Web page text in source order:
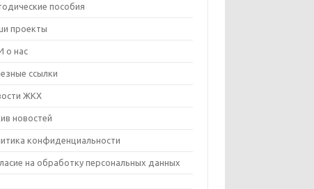
пособия
проекты
о нас
ссылки
ЖКХ
новостей
конфиденциальности
на обработку персональных данных